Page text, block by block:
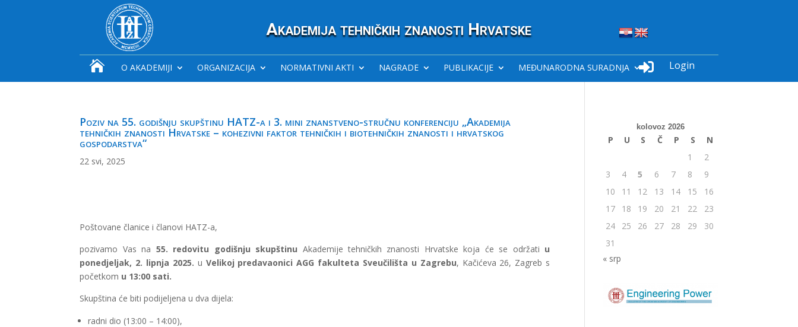
Akademija tehničkih znanosti Hrvatske
 O AKADEMIJI ORGANIZACIJA NORMATIVNI AKTI NAGRADE PUBLIKACIJE MEĐUNARODNA SURADNJA  Login
Poziv na 55. godišnju skupštinu HATZ-a i 3. mini znanstveno-stručnu konferenciju „Akademija
tehničkih znanosti Hrvatske – kohezivni faktor tehničkih i biotehničkih znanosti i hrvatskog
gospodarstva“
22 svi, 2025
Poštovane članice i članovi HATZ-a,
pozivamo Vas na 55. redovitu godišnju skupštinu Akademije tehničkih znanosti Hrvatske koja će se održati u
ponedjeljak, 2. lipnja 2025. u Velikoj predavaonici AGG fakulteta Sveučilišta u Zagrebu, Kačićeva 26, Zagreb s
početkom u 13:00 sati.
Skupština će biti podijeljena u dva dijela:
radni dio (13:00 – 14:00),
kolovoz 2026
P U S Č P S
N
1
2
3
4 5 6 7 8
9
10
11 12 13 14 15
16
17
18 19 20 21 22
23
24
25 26 27 28 29
30
31
« srp